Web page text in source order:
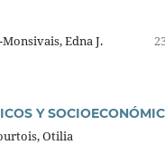
Edna J.
Y
Otilia